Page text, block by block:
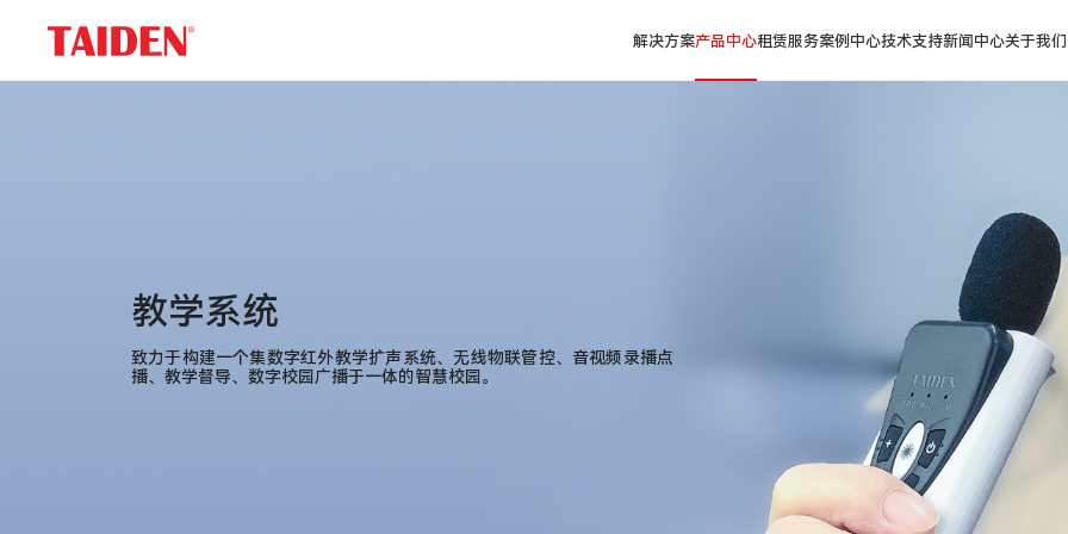
解决方案产品中心租赁服务案例中心技术支持新闻中心关于我们
教学系统
致力于构建一个集数字红外教学扩声系统、无线物联管控、音视频录播点
播、教学督导、数字校园广播于一体的智慧校园。